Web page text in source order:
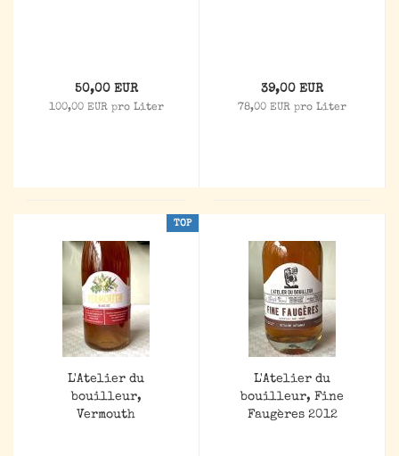
50,00 EUR
100,00 EUR pro Liter
39,00 EUR
78,00 EUR pro Liter
TOP
L'Atelier du
bouilleur,
Vermouth
L'Atelier du
bouilleur, Fine
Faugères 2012